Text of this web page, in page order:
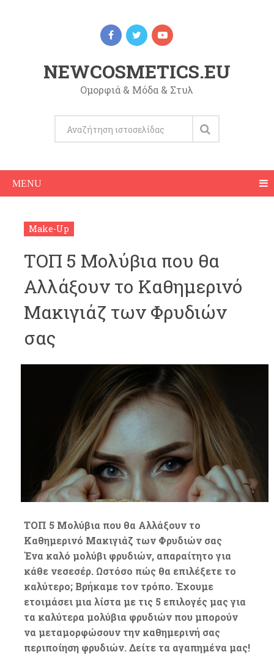
NEWCOSMETICS.EU
Ομορφιά & Μόδα & Στυλ
MENU
Make-Up
ΤΟΠ 5 Μολύβια που θα
Αλλάξουν το Καθημερινό
Μακιγιάζ των Φρυδιών
σας
ΤΟΠ 5 Μολύβια που θα Αλλάξουν το
Καθημερινό Μακιγιάζ των Φρυδιών σας
Ένα καλό μολύβι φρυδιών, απαραίτητο για
κάθε νεσεσέρ. Ωστόσο πώς θα επιλέξετε το
καλύτερο; Βρήκαμε τον τρόπο. Έχουμε
ετοιμάσει μια λίστα με τις 5 επιλογές μας για
τα καλύτερα μολύβια φρυδιών που μπορούν
να μεταμορφώσουν την καθημερινή σας
περιποίηση φρυδιών. Δείτε τα αγαπημένα μας!